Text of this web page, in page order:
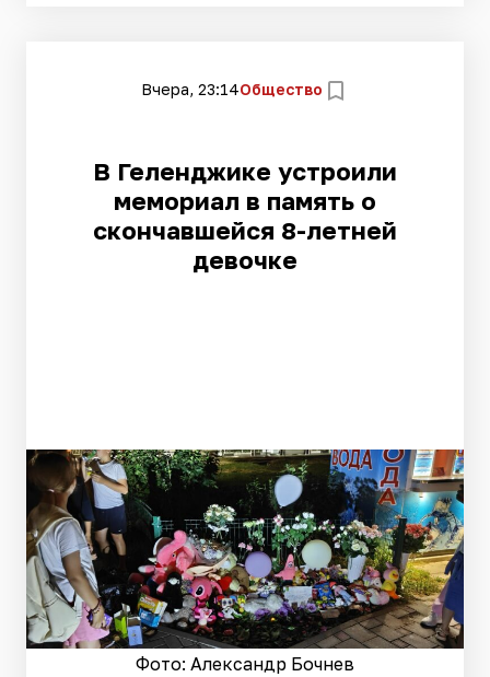
Вчера, 23:14Общество
В Геленджике устроили
мемориал в память о
скончавшейся 8-летней
девочке
Фото: Александр Бочнев